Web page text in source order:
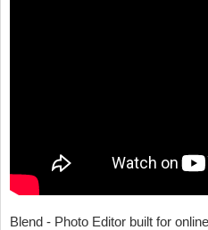
Blend - Photo Editor built for